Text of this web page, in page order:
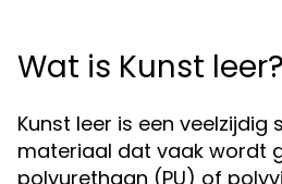
Wat is Kunst leer?
Kunst leer is een veelzijdig
materiaal dat vaak wordt
polyurethaan (PU) of